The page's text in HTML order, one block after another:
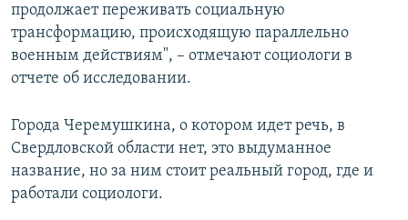
продолжает переживать социальную
трансформацию, происходящую параллельно
военным действиям", – отмечают социологи в
отчете об исследовании.
Города Черемушкина, о котором идет речь, в
Свердловской области нет, это выдуманное
название, но за ним стоит реальный город, где и
работали социологи.